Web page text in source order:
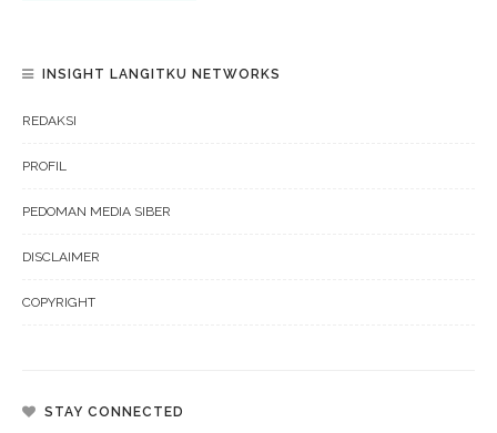
INSIGHT LANGITKU NETWORKS
REDAKSI
PROFIL
PEDOMAN MEDIA SIBER
DISCLAIMER
COPYRIGHT
STAY CONNECTED